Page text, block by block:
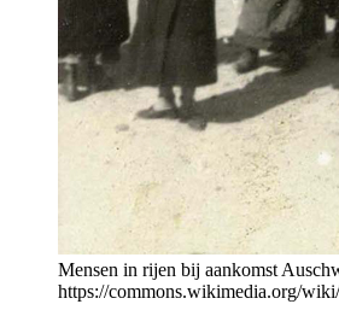
Mensen in rijen bij aankomst
https://commons.wikimedia.org/